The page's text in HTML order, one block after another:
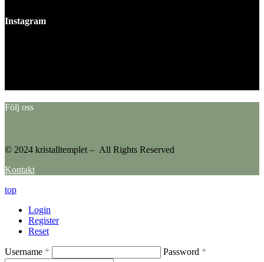
Instagram
Följ oss
© 2024 kristalltemplet – All Rights Reserved
Kontakt
top
Login
Register
Reset
Username * Password *